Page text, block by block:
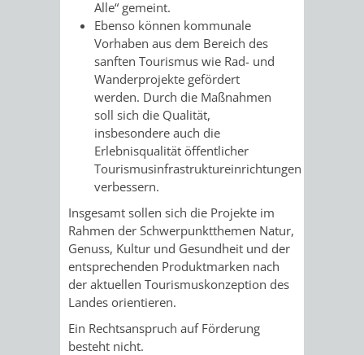
DENKMALSCHUTZBEHÖRDE
BEREICH
DENKMALSCHUTZ
GENEHMIGUNGSVERFAHREN
TAG
DES
OFFENEN
DENKMALS
STÄDTISCHER
HÄUSER
/
LIEGENSCHAFTEN
ABWASSERBESEITIGUNG
ERSCHLIESSUNGSBEITRAG
ANTRAGSVERFAHREN
VERMIETE
DOCH
/
DEZERNATEFÜR
BAURECHT
DENKMALSCHUTZ
SPORT
AMT
FÜR
STABSSTELLE
FÜR
KULTUR,
Alle“ gemeint.
Ebenso können kommunale
Vorhaben aus dem Bereich des
sanften Tourismus wie Rad- und
Wanderprojekte gefördert
werden. Durch die Maßnahmen
soll sich die Qualität,
insbesondere auch die
Erlebnisqualität öffentlicher
Tourismusinfrastruktureinrichtungen
verbessern.
Insgesamt sollen sich die Projekte im
Rahmen der Schwerpunktthemen Natur,
Genuss, Kultur und Gesundheit und der
entsprechenden Produktmarken nach
der aktuellen Tourismuskonzeption des
Landes orientieren.
Ein Rechtsanspruch auf Förderung
besteht nicht.